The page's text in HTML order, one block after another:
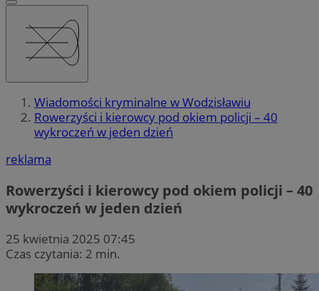
Wiadomości kryminalne w Wodzisławiu
Rowerzyści i kierowcy pod okiem policji – 40
wykroczeń w jeden dzień
reklama
Rowerzyści i kierowcy pod okiem policji – 40
wykroczeń w jeden dzień
25 kwietnia 2025 07:45
Czas czytania: 2 min.